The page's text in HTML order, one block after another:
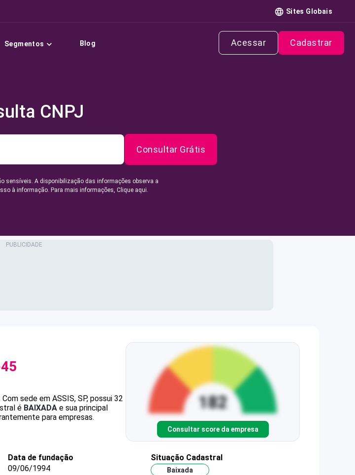
Sites Globais
Segmentos Blog Acessar Cadastrar
CNPJ
Consultar Grátis
sensíveis. A disponibilização das informações observa a
à informação. Para mais informações, Clique aqui.
Com sede em ASSIS, SP, possui 32
é BAIXADA e sua principal
para empresas.
Consultar score da empresa
Data de fundação
09/06/1994
Situação Cadastral
Baixada